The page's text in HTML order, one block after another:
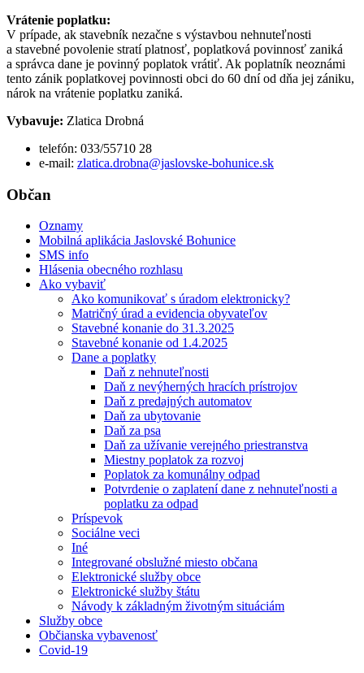
Vrátenie poplatku:
V prípade, ak stavebník nezačne s výstavbou nehnuteľnosti
a stavebné povolenie stratí platnosť, poplatková povinnosť zaniká
a správca dane je povinný poplatok vrátiť. Ak poplatník neoznámi
tento zánik poplatkovej povinnosti obci do 60 dní od dňa jej zániku,
nárok na vrátenie poplatku zaniká.
Vybavuje: Zlatica Drobná
telefón: 033/55710 28
e-mail: zlatica.drobna@jaslovske-bohunice.sk
Občan
Oznamy
Mobilná aplikácia Jaslovské Bohunice
SMS info
Hlásenia obecného rozhlasu
Ako vybaviť
Ako komunikovať s úradom elektronicky?
Matričný úrad a evidencia obyvateľov
Stavebné konanie do 31.3.2025
Stavebné konanie od 1.4.2025
Dane a poplatky
Daň z nehnuteľnosti
Daň z nevýherných hracích prístrojov
Daň z predajných automatov
Daň za ubytovanie
Daň za psa
Daň za užívanie verejného priestranstva
Miestny poplatok za rozvoj
Poplatok za komunálny odpad
Potvrdenie o zaplatení dane z nehnuteľnosti a
poplatku za odpad
Príspevok
Sociálne veci
Iné
Integrované obslužné miesto občana
Elektronické služby obce
Elektronické služby štátu
Návody k základným životným situáciám
Služby obce
Občianska vybavenosť
Covid-19